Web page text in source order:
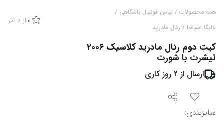
همه محصولات / لباس فوتبال باشگاهی /
لالیگا اسپانیا / رئال مادرید
0 از 0 نفر
کیت دوم رئال مادرید کلاسیک 2006
تیشرت با شورت
ارسال از 2 روز کاری
سایزبندی: